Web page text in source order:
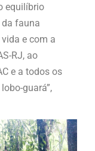
equilíbrio
fauna
e com a
RJ, ao
e a todos os
guará”,